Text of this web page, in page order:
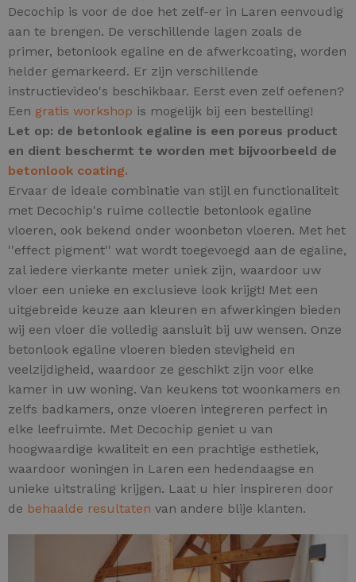
Decochip is voor de doe het zelf-er in Laren eenvoudig
aan te brengen. De verschillende lagen zoals de
primer, betonlook egaline en de afwerkcoating, worden
helder gemarkeerd. Er zijn verschillende
instructievideo's beschikbaar. Eerst even zelf oefenen?
Een gratis workshop is mogelijk bij een bestelling!
Let op: de betonlook egaline is een poreus product
en dient beschermt te worden met bijvoorbeeld de
betonlook coating.
Ervaar de ideale combinatie van stijl en functionaliteit
met Decochip's ruime collectie betonlook egaline
vloeren, ook bekend onder woonbeton vloeren. Met het
''effect pigment'' wat wordt toegevoegd aan de egaline,
zal iedere vierkante meter uniek zijn, waardoor uw
vloer een unieke en exclusieve look krijgt! Met een
uitgebreide keuze aan kleuren en afwerkingen bieden
wij een vloer die volledig aansluit bij uw wensen. Onze
betonlook egaline vloeren bieden stevigheid en
veelzijdigheid, waardoor ze geschikt zijn voor elke
kamer in uw woning. Van keukens tot woonkamers en
zelfs badkamers, onze vloeren integreren perfect in
elke leefruimte. Met Decochip geniet u van
hoogwaardige kwaliteit en een prachtige esthetiek,
waardoor woningen in Laren een hedendaagse en
unieke uitstraling krijgen. Laat u hier inspireren door
de behaalde resultaten van andere blije klanten.